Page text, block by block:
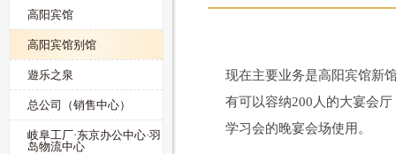
高阳宾馆
高阳宾馆别馆
遊乐之泉
总公司（销售中心）
岐阜工厂·东京办公中心·羽
岛物流中心
现在主要业务是高阳宾馆新
有可以容纳200人的大宴会
学习会的晚宴会场使用。